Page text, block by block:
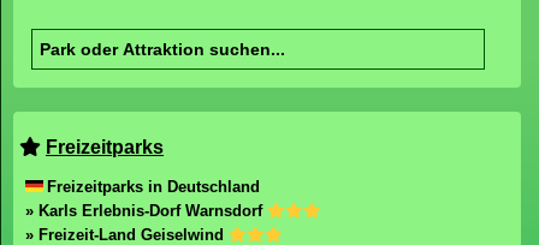
Freizeitparks
Freizeitparks in Deutschland
» Karls Erlebnis-Dorf Warnsdorf
» Freizeit-Land Geiselwind